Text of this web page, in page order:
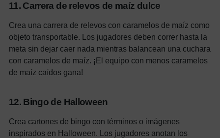
11. Carrera de relevos de maíz dulce
Crea una carrera de relevos con caramelos de maíz como
objeto transportable. Los jugadores deben correr hasta la
meta sin dejar caer nada mientras balancean una cuchara
con caramelos de maíz. ¡El equipo con menos caramelos
de maíz caídos gana!
12. Bingo de Halloween
Crea cartones de bingo con términos o imágenes
inspirados en Halloween. Los jugadores anotan los